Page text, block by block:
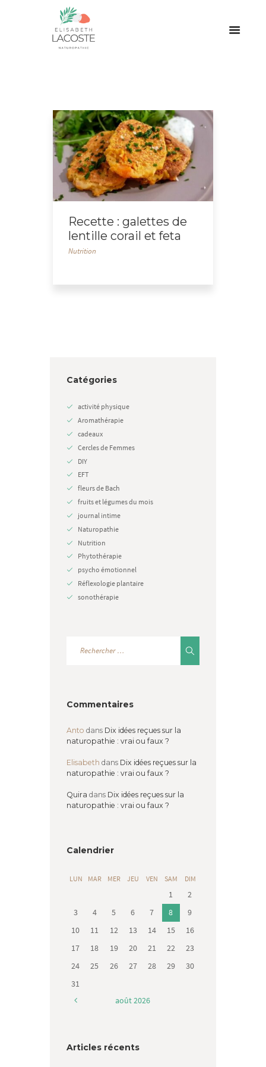
Recette : galettes de
lentille corail et feta
Nutrition
Catégories
activité physique
Aromathérapie
cadeaux
Cercles de Femmes
DIY
EFT
fleurs de Bach
fruits et légumes du mois
journal intime
Naturopathie
Nutrition
Phytothérapie
psycho émotionnel
Réflexologie plantaire
sonothérapie
Commentaires
Anto dans Dix idées reçues sur la
naturopathie : vrai ou faux ?
Elisabeth dans Dix idées reçues sur la
naturopathie : vrai ou faux ?
Quira dans Dix idées reçues sur la
naturopathie : vrai ou faux ?
Calendrier
LUN MAR MER JEU VEN SAM DIM
1
2
3
4 5 6 7 8
9
10
11 12 13 14 15
16
17
18 19 20 21 22
23
24
25 26 27 28 29
30
31
août2026
Articles récents